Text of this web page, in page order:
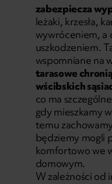
zabezpiecza
leżaki, krzesła,
wywróceniem, a
uszkodzeniem.
wspomniane na
tarasowe
wścibskich
co ma
gdy mieszkamy
temu
będziemy mogli
komfortowo we
domowym.
W zależności